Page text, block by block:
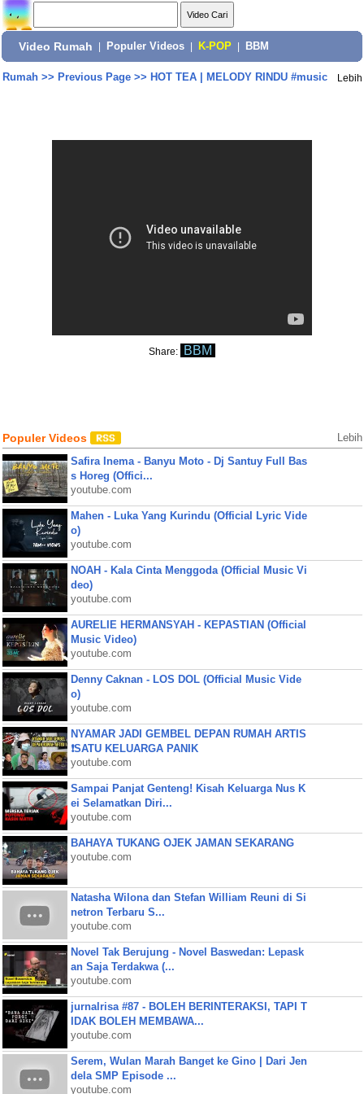
Video Rumah Populer Videos K-POP BBM
Rumah>> Previous Page>> HOT TEA | MELODY RINDU #music Lebih
Share: BBM
Populer Videos Lebih
Safira Inema - Banyu Moto - Dj Santuy Full Bas
s Horeg (Offici...
youtube.com
Mahen - Luka Yang Kurindu (Official Lyric Vide
o)
youtube.com
NOAH - Kala Cinta Menggoda (Official Music Vi
deo)
youtube.com
AURELIE HERMANSYAH - KEPASTIAN (Official
Music Video)
youtube.com
Denny Caknan - LOS DOL (Official Music Vide
o)
youtube.com
NYAMAR JADI GEMBEL DEPAN RUMAH ARTIS
❗SATU KELUARGA PANIK
youtube.com
Sampai Panjat Genteng! Kisah Keluarga Nus K
ei Selamatkan Diri...
youtube.com
BAHAYA TUKANG OJEK JAMAN SEKARANG
youtube.com
Natasha Wilona dan Stefan William Reuni di Si
netron Terbaru S...
youtube.com
Novel Tak Berujung - Novel Baswedan: Lepask
an Saja Terdakwa (...
youtube.com
jurnalrisa #87 - BOLEH BERINTERAKSI, TAPI T
IDAK BOLEH MEMBAWA...
youtube.com
Serem, Wulan Marah Banget ke Gino | Dari Jen
dela SMP Episode ...
youtube.com